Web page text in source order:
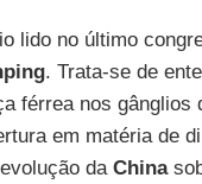
lido no último
. Trata-se de
férrea nos gânglios
em matéria de
da China